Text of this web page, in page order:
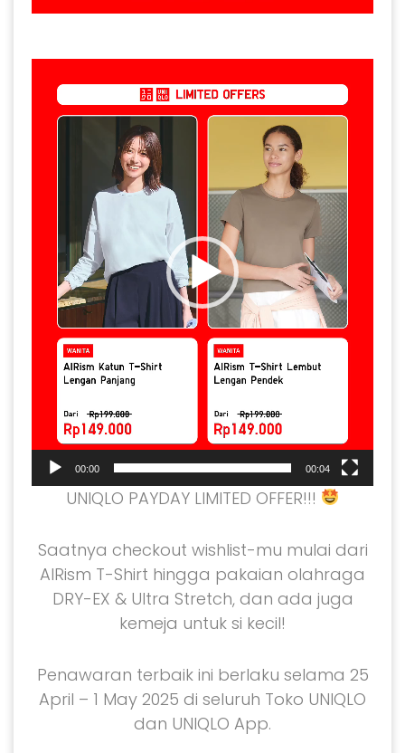
Player
00:00 00:04
UNIQLO PAYDAY LIMITED OFFER!!!
Saatnya checkout wishlist-mu mulai dari
AIRism T-Shirt hingga pakaian olahraga
DRY-EX & Ultra Stretch, dan ada juga
kemeja untuk si kecil!
Penawaran terbaik ini berlaku selama 25
April – 1 May 2025 di seluruh Toko UNIQLO
dan UNIQLO App.